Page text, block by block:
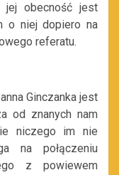
jej obecność jest
o niej dopiero na
referatu.
Ginczanka jest
od znanych nam
niczego im nie
na połączeniu
z powiewem